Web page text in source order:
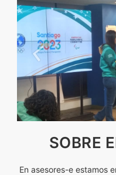
SOBRE
En asesores-e estamos